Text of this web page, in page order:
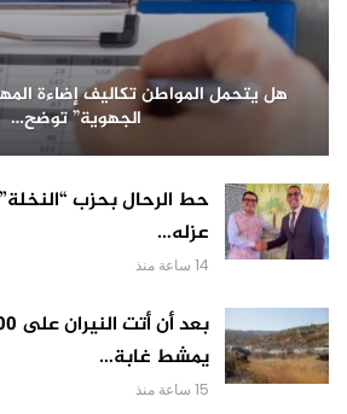
هل يتحمل المواطن تكاليف إضاءة
الجهوية” توضح…
حط الرحال بحزب
عزله…
14 ساعة منذ
يمشط غابة…
15 ساعة منذ